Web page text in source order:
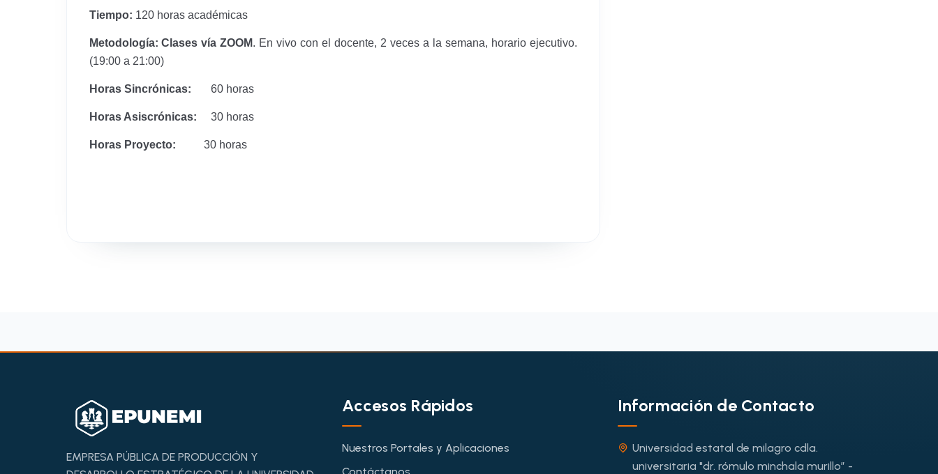
Tiempo: 120 horas académicas
Metodología: Clases vía ZOOM. En vivo con el docente, 2 veces a la semana, horario ejecutivo.
(19:00 a 21:00)
Horas Sincrónicas: 60 horas
Horas Asiscrónicas: 30 horas
Horas Proyecto: 30 horas
EMPRESA PÚBLICA DE PRODUCCIÓN Y
Accesos Rápidos
Nuestros Portales y Aplicaciones
Información de Contacto
Universidad estatal de milagro cdla.
universitaria "dr. rómulo minchala murillo” -